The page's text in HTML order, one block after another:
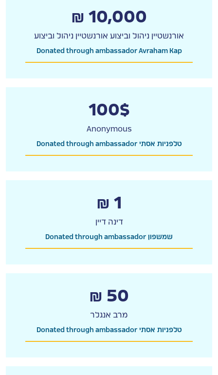
₪ 10,000
אורנשטיין ניהול וביצוע אורנשטיין ניהול וביצוע
Donated through ambassador Avraham Kap
100$
Anonymous
Donated through ambassador טלפניות אסתי
₪ 1
דינה דיין
Donated through ambassador שמשפון
₪ 50
מרב אנגלר
Donated through ambassador טלפניות אסתי